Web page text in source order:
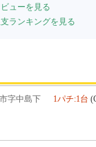
ューを見る
ランキングを見る
字中島下 1パチ:1台